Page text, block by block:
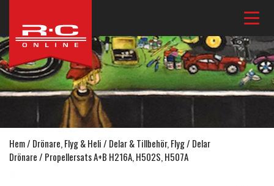
Hem/ Drönare, Flyg & Heli/ Delar & Tillbehör, Flyg/ Delar
Drönare/ Propellersats A+B H216A, H502S, H507A